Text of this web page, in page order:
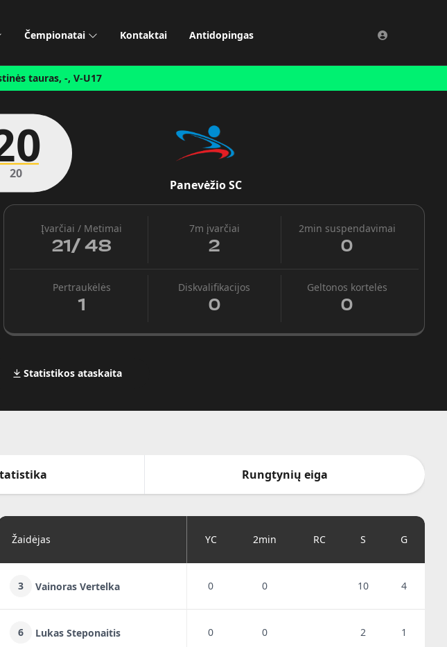
Čempionatai Kontaktai Antidopingas
tauras, -, V-U17
20
Panevėžio SC
Įvarčiai / Metimai
21 / 48
7m įvarčiai
2
2min suspendavimai
0
Pertraukėlės
1
Diskvalifikacijos
0
Geltonos kortelės
0
Statistikos ataskaita
Rungtynių eiga
Žaidėjas YC 2min RC S G
3 Vainoras Vertelka 0 0 10 4
6 Lukas Steponaitis 0 0 2 1